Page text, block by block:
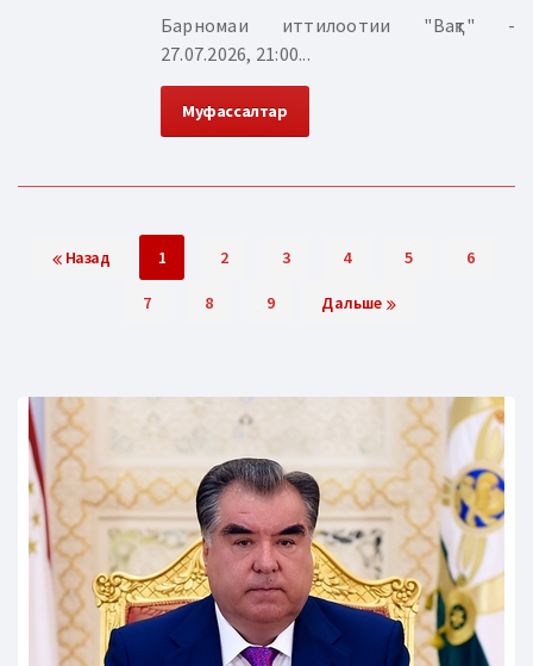
Барномаи иттилоотии "Вақт" -
27.07.2026, 21:00...
Муфассалтар
Назад 1 2 3 4 5 6
7 8 9 Дальше